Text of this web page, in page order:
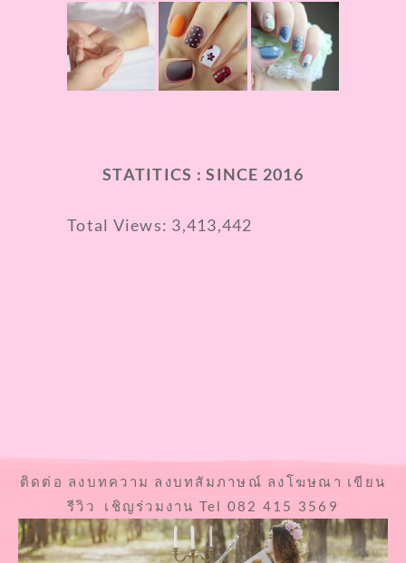
STATITICS : SINCE 2016
Total Views: 3,413,442
ติดต่อ ลงบทความ ลงบทสัมภาษณ์ ลงโฆษณา เขียน
รีวิว เชิญร่วมงาน Tel 082 415 3569